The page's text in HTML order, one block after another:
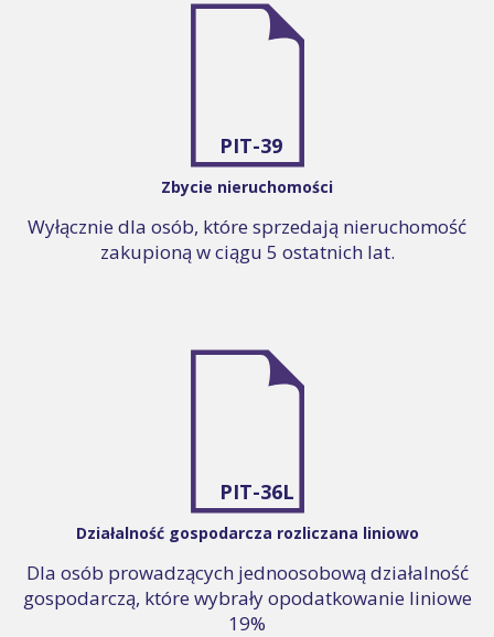
PIT-39
Zbycie nieruchomości
Wyłącznie dla osób, które sprzedają nieruchomość
zakupioną w ciągu 5 ostatnich lat.
PIT-36L
Działalność gospodarcza rozliczana liniowo
Dla osób prowadzących jednoosobową działalność
gospodarczą, które wybrały opodatkowanie liniowe
19%